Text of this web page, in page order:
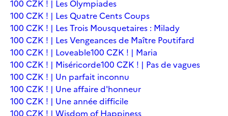
100 CZK ! | Les Olympiades
100 CZK ! | Les Quatre Cents Coups
100 CZK ! | Les Trois Mousquetaires : Milady
100 CZK ! | Les Vengeances de Maître Poutifard
100 CZK ! | Loveable100 CZK ! | Maria
100 CZK ! | Miséricorde100 CZK ! | Pas de vagues
100 CZK ! | Un parfait inconnu
100 CZK ! | Une affaire d'honneur
100 CZK ! | Une année difficile
100 CZK ! | Wisdom of Happiness